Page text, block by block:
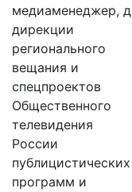
медиаменеджер,
дирекции
регионального
вещания и
спецпроектов
Общественного
телевидения
России
публицистических
программ и